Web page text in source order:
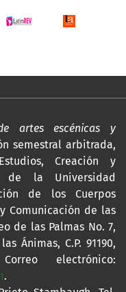
artes escénicas y
semestral arbitrada,
Creación y
de la Universidad
de los Cuerpos
Comunicación de las
de las Palmas No. 7,
Ánimas, C.P. 91190,
electrónico:
.